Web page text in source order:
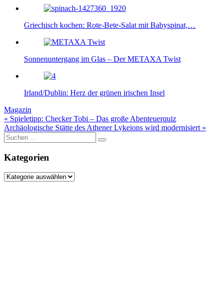
Griechisch kochen: Rote-Bete-Salat mit Babyspinat,…
Sonnenuntergang im Glas – Der METAXA Twist
Irland/Dublin: Herz der grünen irischen Insel
Magazin
Beitragsnavigation
« Spieletipp: Checker Tobi – Das große Abenteuerquiz
Archäologische Stätte des Athener Lykeions wird modernisiert »
Suche
nach:
Kategorien
Kategorien